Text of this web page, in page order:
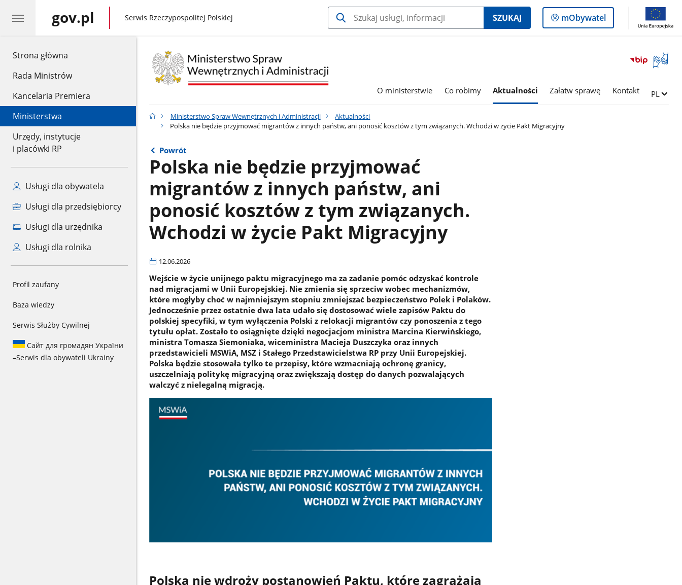
Strona główna
Rada Ministrów
Kancelaria Premiera
Ministerstwa
Urzędy, instytucje
i placówki RP
Usługi dla obywatela
Usługi dla przedsiębiorcy
Usługi dla urzędnika
Usługi dla rolnika
Profil zaufany
Baza wiedzy
Serwis Służby Cywilnej
Сайт для громадян України
–Serwis dla obywateli Ukrainy
gov.pl gov.pl
Serwis Rzeczypospolitej Polskiej SZUKAJ
Logowanie
do
mObywatel
Otwórz
okno
języka
O ministerstwie Co robimy Aktualności Załatw sprawę Kontakt Zmień
PL
Ministerstwo Spraw Wewnętrznych i Administracji
Aktualności
Polska nie będzie przyjmować migrantów z innych państw, ani ponosić kosztów z tym związanych. Wchodzi w życie Pakt Migracyjny
Powrót
Polska nie będzie przyjmować
migrantów z innych państw, ani
ponosić kosztów z tym związanych.
Wchodzi w życie Pakt Migracyjny
12.06.2026
Wejście w życie unijnego paktu migracyjnego ma za zadanie pomóc odzyskać kontrole
nad migracjami w Unii Europejskiej. Nie zmienia się sprzeciw wobec mechanizmów,
które mogłyby choć w najmniejszym stopniu zmniejszać bezpieczeństwo Polek i Polaków.
Jednocześnie przez ostatnie dwa lata udało się dostosować wiele zapisów Paktu do
polskiej specyfiki, w tym wyłączenia Polski z relokacji migrantów czy ponoszenia z tego
tytułu opłat. Zostało to osiągnięte dzięki negocjacjom ministra Marcina Kierwińskiego,
ministra Tomasza Siemoniaka, wiceministra Macieja Duszczyka oraz innych
przedstawicieli MSWiA, MSZ i Stałego Przedstawicielstwa RP przy Unii Europejskiej.
Polska będzie stosowała tylko te przepisy, które wzmacniają ochronę granicy,
uszczelniają politykę migracyjną oraz zwiększają dostęp do danych pozwalających
walczyć z nielegalną migracją.
Polska nie wdroży postanowień Paktu, które zagrażają